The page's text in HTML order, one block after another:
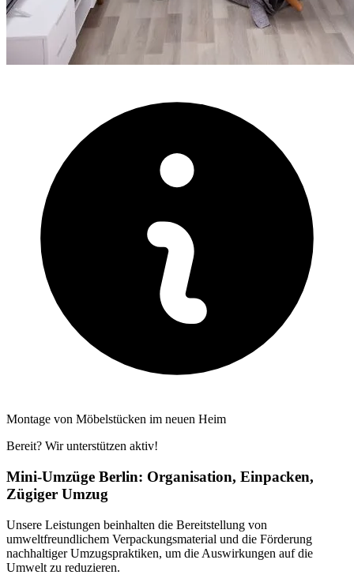
Montage von Möbelstücken im neuen Heim
Bereit? Wir unterstützen aktiv!
Mini-Umzüge Berlin: Organisation, Einpacken,
Zügiger Umzug
Unsere Leistungen beinhalten die Bereitstellung von
umweltfreundlichem Verpackungsmaterial und die Förderung
nachhaltiger Umzugspraktiken, um die Auswirkungen auf die
Umwelt zu reduzieren.